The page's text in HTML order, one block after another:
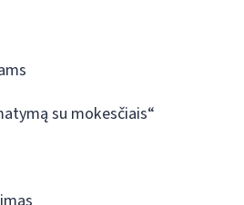
su mokesčiais“